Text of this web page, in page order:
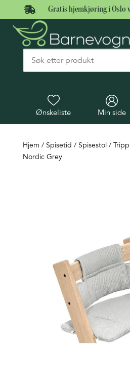
 Gratis hjemkjøring i Oslo
Ønskeliste Min side
Hjem / Spisetid / Spisestol /
Nordic Grey